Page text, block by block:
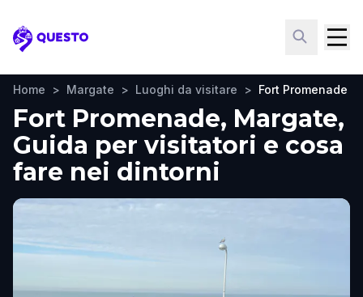
Questo
Home > Margate > Luoghi da visitare > Fort Promenade
Fort Promenade, Margate,
Guida per visitatori e cosa
fare nei dintorni